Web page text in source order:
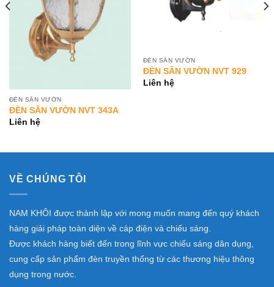
ĐÈN SÂN VƯỜN
ĐÈN SÂN VƯỜN NVT 343A
Liên hệ
ĐÈN SÂN VƯỜN
ĐÈN SÂN VƯỜN NVT 929
Liên hệ
VỀ CHÚNG TÔI
NAM KHÔI được thành lập với mong muốn mang đến quý khách
hàng giải pháp toàn diện về cáp điện và chiếu sáng.
Được khách hàng biết đến trong lĩnh vực chiếu sáng dân dụng,
cung cấp sản phẩm đèn truyền thống từ các thương hiệu thông
dụng trong nước.